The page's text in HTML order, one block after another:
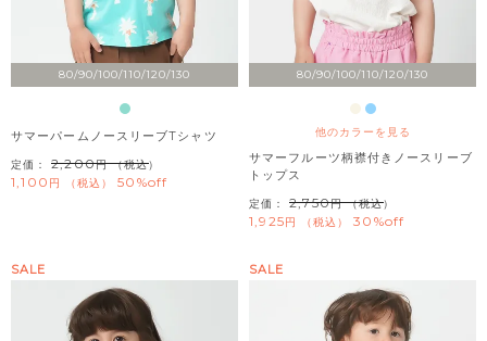
80/90/100/110/120/130
サマーパームノースリーブTシャツ
定価： 2,200 （税込）
1,100 税込 50%off
80/90/100/110/120/130
他のカラーを見る
サマーフルーツ柄襟付きノースリーブ
トップス
定価： 2,750 （税込）
1,925 税込 30%off
SALE SALE